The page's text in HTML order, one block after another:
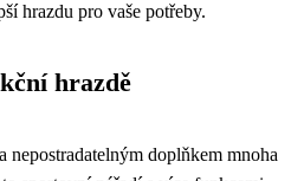
hrazdu pro vaše potřeby.
hrazdě
nepostradatelným doplňkem mnoha